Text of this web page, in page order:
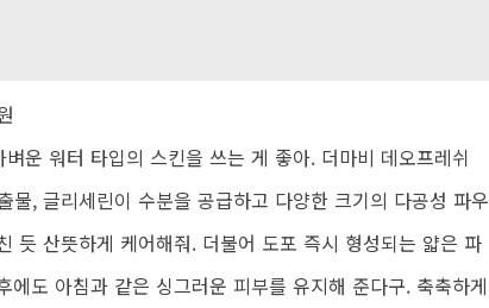
운 워터 타입의 스킨을 쓰는 게 좋아. 더마비 데오프레쉬
물, 글리세린이 수분을 공급하고 다양한 크기의 다공성 파우
듯 산뜻하게 케어해줘. 더불어 도포 즉시 형성되는 얇은 파
도 아침과 같은 싱그러운 피부를 유지해 준다구. 축축하게